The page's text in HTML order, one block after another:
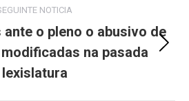
NOTICIA
Next
post:
ante o pleno o abusivo de
na pasada
lexislatura